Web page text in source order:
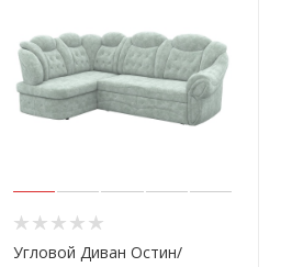
Угловой Диван Остин/